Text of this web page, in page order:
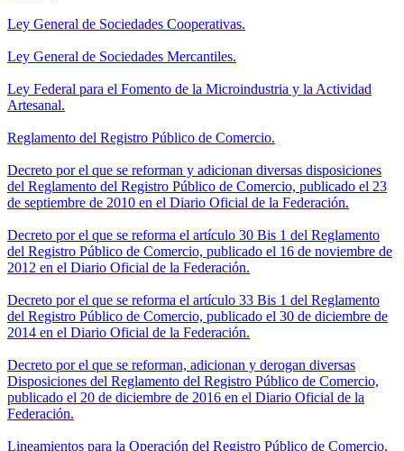
Ley General de Sociedades Cooperativas.
Ley General de Sociedades Mercantiles.
Ley Federal para el Fomento de la Microindustria y la Actividad
Artesanal.
Reglamento del Registro Público de Comercio.
Decreto por el que se reforman y adicionan diversas disposiciones
del Reglamento del Registro Público de Comercio, publicado el 23
de septiembre de 2010 en el Diario Oficial de la Federación.
Decreto por el que se reforma el artículo 30 Bis 1 del Reglamento
del Registro Público de Comercio, publicado el 16 de noviembre de
2012 en el Diario Oficial de la Federación.
Decreto por el que se reforma el artículo 33 Bis 1 del Reglamento
del Registro Público de Comercio, publicado el 30 de diciembre de
2014 en el Diario Oficial de la Federación.
Decreto por el que se reforman, adicionan y derogan diversas
Disposiciones del Reglamento del Registro Público de Comercio,
publicado el 20 de diciembre de 2016 en el Diario Oficial de la
Federación.
Lineamientos para la Operación del Registro Público de Comercio.